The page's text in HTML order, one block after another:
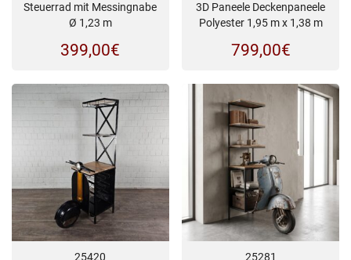
Steuerrad mit Messingnabe
Ø 1,23 m
399,00€
3D Paneele Deckenpaneele
Polyester 1,95 m x 1,38 m
799,00€
25420 25281